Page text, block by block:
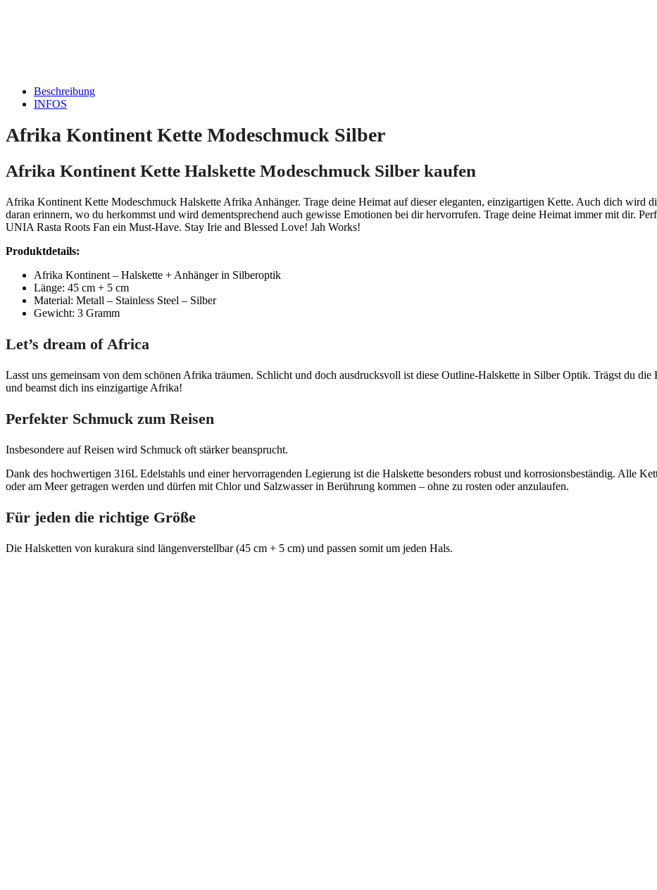
Beschreibung
INFOS
Afrika Kontinent Kette Modeschmuck Silber
Afrika Kontinent Kette Halskette Modeschmuck Silber kaufen
Afrika Kontinent Kette Modeschmuck Halskette Afrika Anhänger. Trage deine Heimat auf dieser eleganten, einzigartigen Kette. Auch dich wird
daran erinnern, wo du herkommst und wird dementsprechend auch gewisse Emotionen bei dir hervorrufen. Trage deine Heimat immer mit dir.
UNIA Rasta Roots Fan ein Must-Have. Stay Irie and Blessed Love! Jah Works!
Produktdetails:
Afrika Kontinent – Halskette + Anhänger in Silberoptik
Länge: 45 cm + 5 cm
Material: Metall – Stainless Steel – Silber
Gewicht: 3 Gramm
Let’s dream of Africa
Lasst uns gemeinsam von dem schönen Afrika träumen. Schlicht und doch ausdrucksvoll ist diese Outline-Halskette in Silber Optik. Trägst du
und beamst dich ins einzigartige Afrika!
Perfekter Schmuck zum Reisen
Insbesondere auf Reisen wird Schmuck oft stärker beansprucht.
Dank des hochwertigen 316L Edelstahls und einer hervorragenden Legierung ist die Halskette besonders robust und korrosionsbeständig. Alle
oder am Meer getragen werden und dürfen mit Chlor und Salzwasser in Berührung kommen – ohne zu rosten oder anzulaufen.
Für jeden die richtige Größe
Die Halsketten von kurakura sind längenverstellbar (45 cm + 5 cm) und passen somit um jeden Hals.